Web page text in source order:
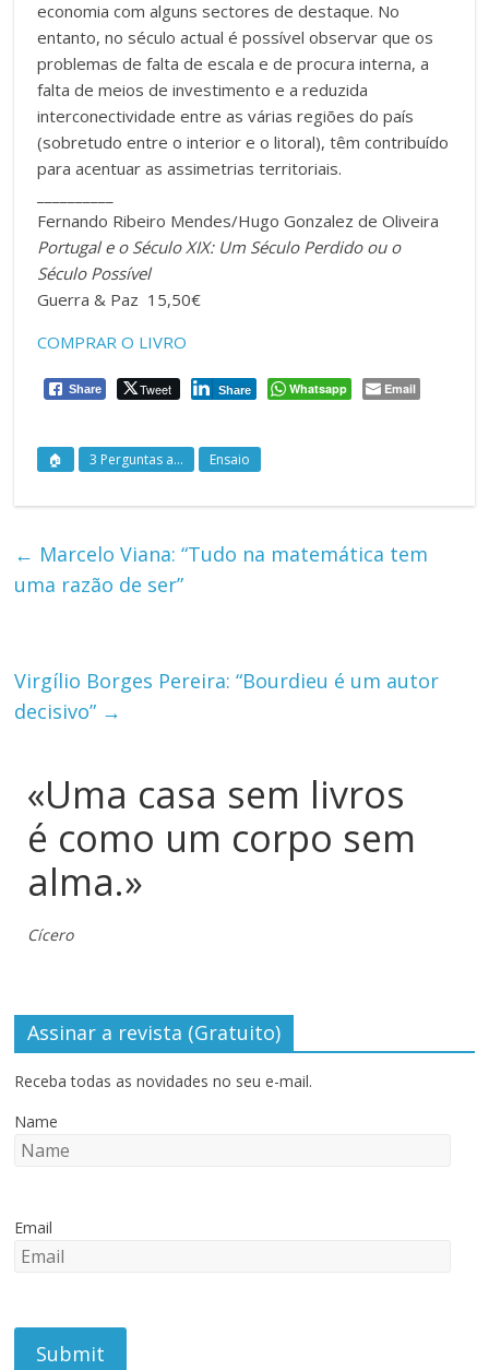
economia com alguns sectores de destaque. No
entanto, no século actual é possível observar que os
problemas de falta de escala e de procura interna, a
falta de meios de investimento e a reduzida
interconectividade entre as várias regiões do país
(sobretudo entre o interior e o litoral), têm contribuído
para acentuar as assimetrias territoriais.
Fernando Ribeiro Mendes/Hugo Gonzalez de Oliveira
Portugal e o Século XIX: Um Século Perdido ou o
Século Possível
Guerra & Paz 15,50€
COMPRAR O LIVRO
Share Tweet Share Whatsapp Email
🏠 3 Perguntas a... Ensaio
← Marcelo Viana: “Tudo na matemática tem
uma razão de ser”
Virgílio Borges Pereira: “Bourdieu é um autor
decisivo” →
«Uma casa sem livros
é como um corpo sem
alma.»
Cícero
Assinar a revista (Gratuito)
Receba todas as novidades no seu e-mail.
Name
Email